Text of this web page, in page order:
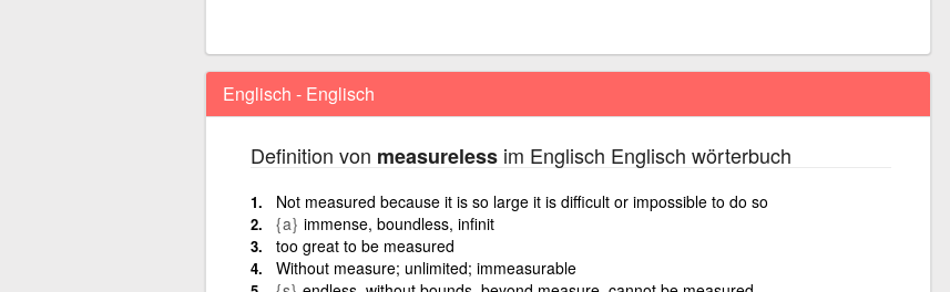
Englisch - Englisch
Definition von measurelessim Englisch Englisch wörterbuch
Not measured because it is so large it is difficult or impossible to do so
{a} immense, boundless, infinit
too great to be measured
Without measure; unlimited; immeasurable